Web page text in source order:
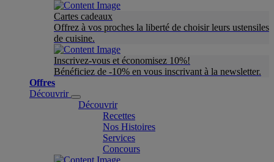
Cartes cadeaux
Offrez à vos proches la liberté de choisir leurs ustensiles
de cuisine.
Inscrivez-vous et économisez 10%!
Bénéficiez de -10% en vous inscrivant à la newsletter.
Offres
Découvrir
Découvrir
Recettes
Nos Histoires
Services
Concours